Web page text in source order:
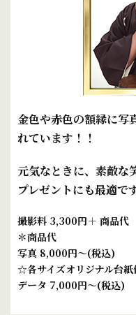
金色や赤色の額縁に写
れています！！
元気なときに、素敵な
プレゼントにも最適です
撮影料 3,300円＋ 商品代
＊商品代
写真 8,000円～(税込)
☆各サイズオリジナル台紙
データ 7,000円～(税込)